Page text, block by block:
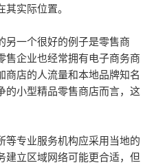
实际位置。
另一个很好的例子是零售商
售企业也经常拥有电子商务商
商店的人流量和本地品牌知名
的小型精品零售商店而言，这
等专业服务机构应采用当地的
建立区域网络可能更合适，但